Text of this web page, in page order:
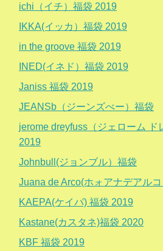
ichi（イチ）福袋 2019
IKKA(イッカ）福袋 2019
in the groove 福袋 2019
INED(イネド）福袋 2019
Janiss 福袋 2019
JEANSb（ジーンズべー）福袋
jerome dreyfuss（ジェローム ド
2019
Johnbull(ジョンブル）福袋
Juana de Arco(ホォアナデアル
KAEPA(ケイパ) 福袋 2019
Kastane(カスタネ)福袋 2020
KBF 福袋 2019